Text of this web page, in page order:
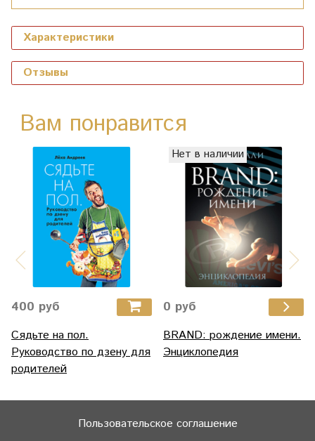
Характеристики
Отзывы
Вам понравится
400 руб
Сядьте на пол.
Руководство по дзену для
родителей
Нет в наличии
0 руб
BRAND: рождение имени.
Энциклопедия
Пользовательское соглашение